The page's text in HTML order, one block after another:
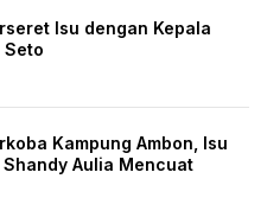
Isu dengan Kepala
Seto
Kampung Ambon, Isu
Shandy Aulia Mencuat